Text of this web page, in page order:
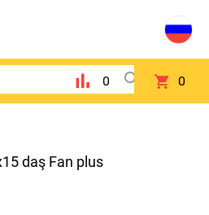
0 0
daş Fan plus